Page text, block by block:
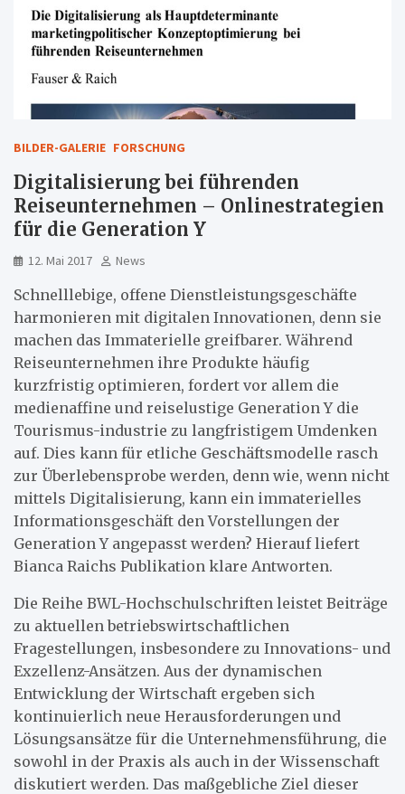
BILDER-GALERIE FORSCHUNG
Digitalisierung bei führenden
Reiseunternehmen – Onlinestrategien
für die Generation Y
12. Mai 2017 News
Schnelllebige, offene Dienstleistungsgeschäfte
harmonieren mit digitalen Innovationen, denn sie
machen das Immaterielle greifbarer. Während
Reiseunternehmen ihre Produkte häufig
kurzfristig optimieren, fordert vor allem die
medienaffine und reiselustige Generation Y die
Tourismus-industrie zu langfristigem Umdenken
auf. Dies kann für etliche Geschäftsmodelle rasch
zur Überlebensprobe werden, denn wie, wenn nicht
mittels Digitalisierung, kann ein immaterielles
Informationsgeschäft den Vorstellungen der
Generation Y angepasst werden? Hierauf liefert
Bianca Raichs Publikation klare Antworten.
Die Reihe BWL-Hochschulschriften leistet Beiträge
zu aktuellen betriebswirtschaftlichen
Fragestellungen, insbesondere zu Innovations- und
Exzellenz-Ansätzen. Aus der dynamischen
Entwicklung der Wirtschaft ergeben sich
kontinuierlich neue Herausforderungen und
Lösungsansätze für die Unternehmensführung, die
sowohl in der Praxis als auch in der Wissenschaft
diskutiert werden. Das maßgebliche Ziel dieser